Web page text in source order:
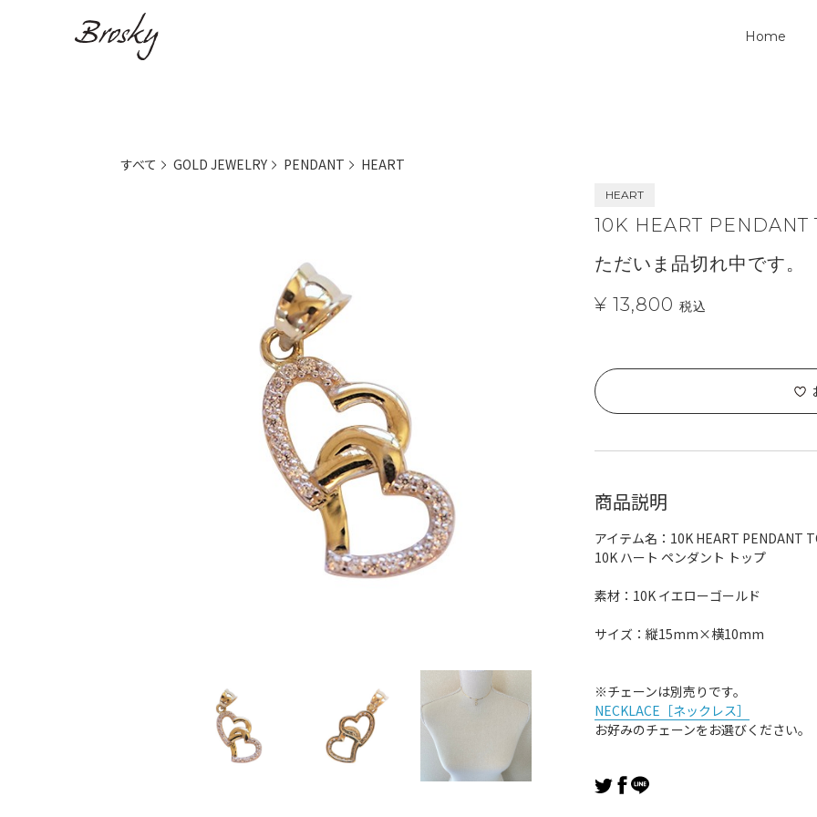
Home
すべて GOLD JEWELRY PENDANT HEART
HEART
10K HEART PENDANT
ただいま品切れ中です。
¥ 13,800 税込
商品説明
アイテム名：10K HEART PENDANT
10K ハート ペンダント トップ
素材：10K イエローゴールド
サイズ：縦15mm×横10mm
※チェーンは別売りです。
NECKLACE［ネックレス］
お好みのチェーンをお選びください。